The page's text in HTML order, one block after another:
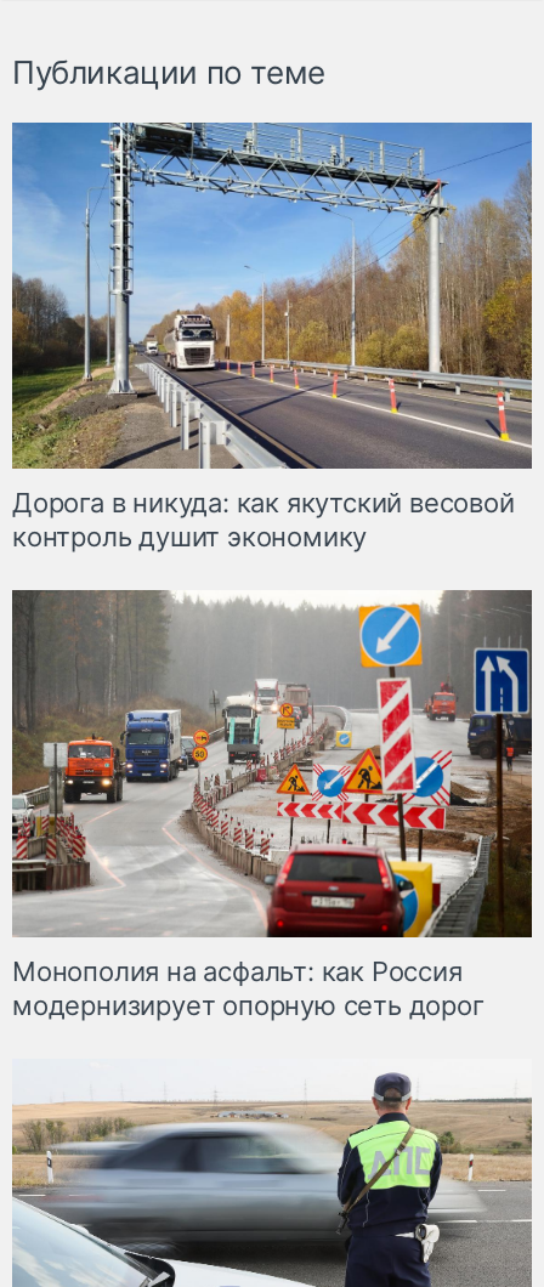
Публикации по теме
Дорога в никуда: как якутский весовой
контроль душит экономику
Монополия на асфальт: как Россия
модернизирует опорную сеть дорог